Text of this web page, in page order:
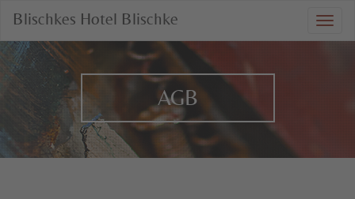
Blischkes Hotel Blischke
AGB